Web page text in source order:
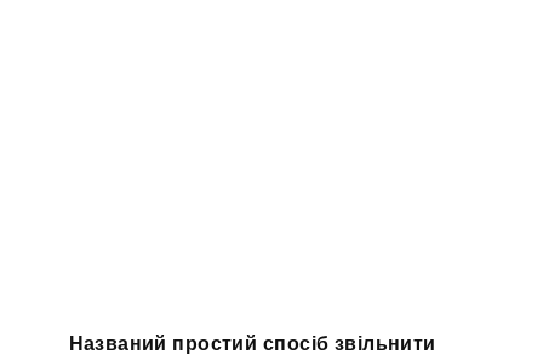
Названий простий спосіб звільнити